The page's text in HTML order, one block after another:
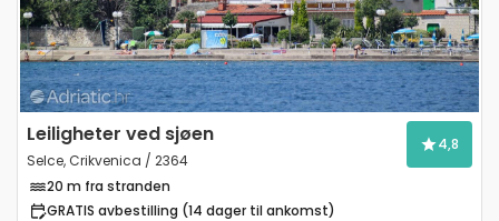
Leiligheter ved sjøen
Selce, Crikvenica / 2364
4,8
20 m fra stranden
GRATIS avbestilling (14 dager til ankomst)